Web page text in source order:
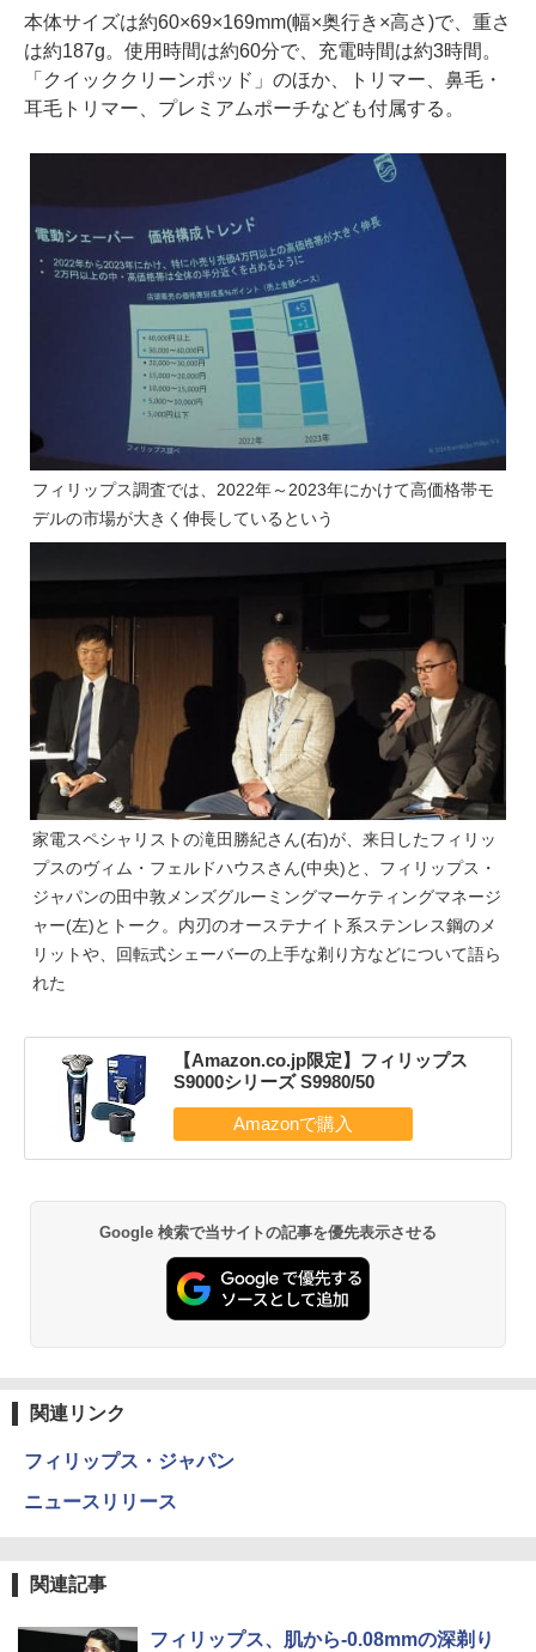
本体サイズは約60×69×169mm(幅×奥行き×高さ)で、重さ
は約187g。使用時間は約60分で、充電時間は約3時間。
「クイッククリーンポッド」のほか、トリマー、鼻毛・
耳毛トリマー、プレミアムポーチなども付属する。
フィリップス調査では、2022年～2023年にかけて高価格帯モ
デルの市場が大きく伸長しているという
家電スペシャリストの滝田勝紀さん(右)が、来日したフィリッ
プスのヴィム・フェルドハウスさん(中央)と、フィリップス・
ジャパンの田中敦メンズグルーミングマーケティングマネージ
ャー(左)とトーク。内刃のオーステナイト系ステンレス鋼のメ
リットや、回転式シェーバーの上手な剃り方などについて語ら
れた
【Amazon.co.jp限定】フィリップス
S9000シリーズ S9980/50
Google 検索で当サイトの記事を優先表示させる
関連リンク
フィリップス・ジャパン
ニュースリリース
関連記事
フィリップス、肌から-0.08mmの深剃り